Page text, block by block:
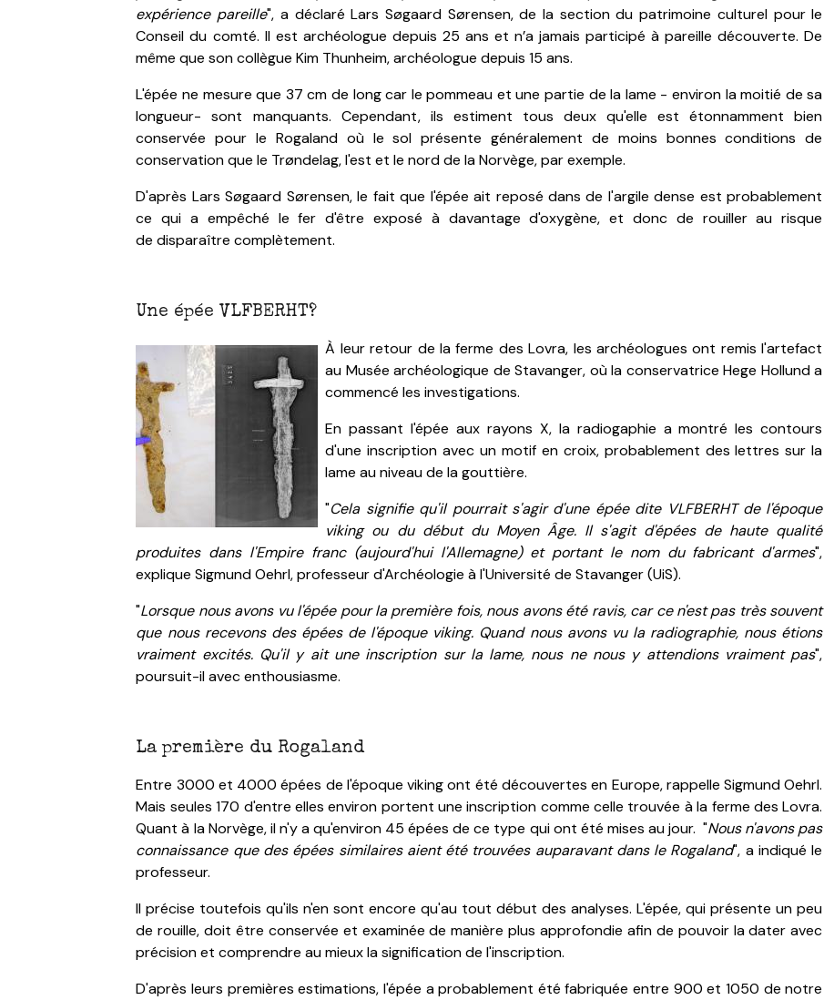
expérience pareille", a déclaré Lars Søgaard Sørensen, de la section du patrimoine culturel pour le
Conseil du comté. Il est archéologue depuis 25 ans et n’a jamais participé à pareille découverte. De
même que son collègue Kim Thunheim, archéologue depuis 15 ans.
L'épée ne mesure que 37 cm de long car le pommeau et une partie de la lame - environ la moitié de sa
longueur- sont manquants. Cependant, ils estiment tous deux qu'elle est étonnamment bien
conservée pour le Rogaland où le sol présente généralement de moins bonnes conditions de
conservation que le Trøndelag, l'est et le nord de la Norvège, par exemple.
D'après Lars Søgaard Sørensen, le fait que l'épée ait reposé dans de l'argile dense est probablement
ce qui a empêché le fer d'être exposé à davantage d'oxygène, et donc de rouiller au risque
de disparaître complètement.
Une épée VLFBERHT?
À leur retour de la ferme des Lovra, les archéologues ont remis l'artefact
au Musée archéologique de Stavanger, où la conservatrice Hege Hollund a
commencé les investigations.
En passant l'épée aux rayons X, la radiogaphie a montré les contours
d'une inscription avec un motif en croix, probablement des lettres sur la
lame au niveau de la gouttière.
"Cela signifie qu'il pourrait s'agir d'une épée dite VLFBERHT de l'époque
viking ou du début du Moyen Âge. Il s'agit d'épées de haute qualité
produites dans l'Empire franc (aujourd'hui l'Allemagne) et portant le nom du fabricant d'armes",
explique Sigmund Oehrl, professeur d'Archéologie à l'Université de Stavanger (UiS).
"Lorsque nous avons vu l'épée pour la première fois, nous avons été ravis, car ce n'est pas très souvent
que nous recevons des épées de l'époque viking. Quand nous avons vu la radiographie, nous étions
vraiment excités. Qu'il y ait une inscription sur la lame, nous ne nous y attendions vraiment pas",
poursuit-il avec enthousiasme.
La première du Rogaland
Entre 3000 et 4000 épées de l'époque viking ont été découvertes en Europe, rappelle Sigmund Oehrl.
Mais seules 170 d'entre elles environ portent une inscription comme celle trouvée à la ferme des Lovra.
Quant à la Norvège, il n'y a qu'environ 45 épées de ce type qui ont été mises au jour. "Nous n'avons pas
connaissance que des épées similaires aient été trouvées auparavant dans le Rogaland", a indiqué le
professeur.
Il précise toutefois qu'ils n'en sont encore qu'au tout début des analyses. L'épée, qui présente un peu
de rouille, doit être conservée et examinée de manière plus approfondie afin de pouvoir la dater avec
précision et comprendre au mieux la signification de l'inscription.
D'après leurs premières estimations, l'épée a probablement été fabriquée entre 900 et 1050 de notre